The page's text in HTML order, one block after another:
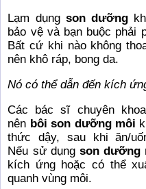
Lạm dụng son dưỡng
bảo vệ và bạn buộc phải
Bất cứ khi nào không
nên khô ráp, bong da.
Nó có thể dẫn đến kích
Các bác sĩ chuyên
nên bôi son dưỡng môi
thức dậy, sau khi ăn/
Nếu sử dụngson dưỡng
kích ứng hoặc có thể
quanh vùng môi.